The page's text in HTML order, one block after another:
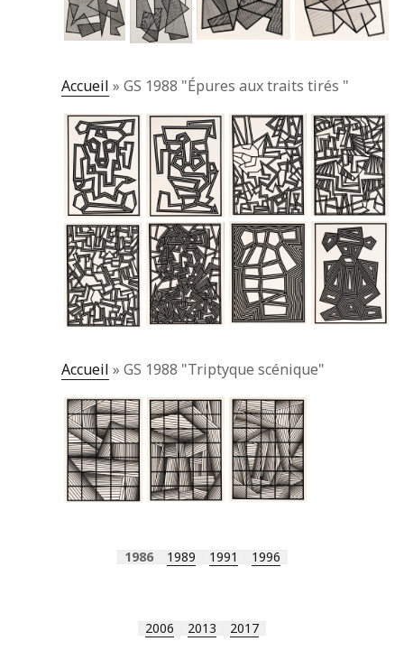
Accueil »GS 1988 "Épures aux traits tirés "
Accueil »GS 1988 "Triptyque scénique"
1986 1989 1991 1996
2006 2013 2017